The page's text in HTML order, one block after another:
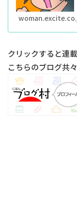
クリックすると連
こちらのブログ共